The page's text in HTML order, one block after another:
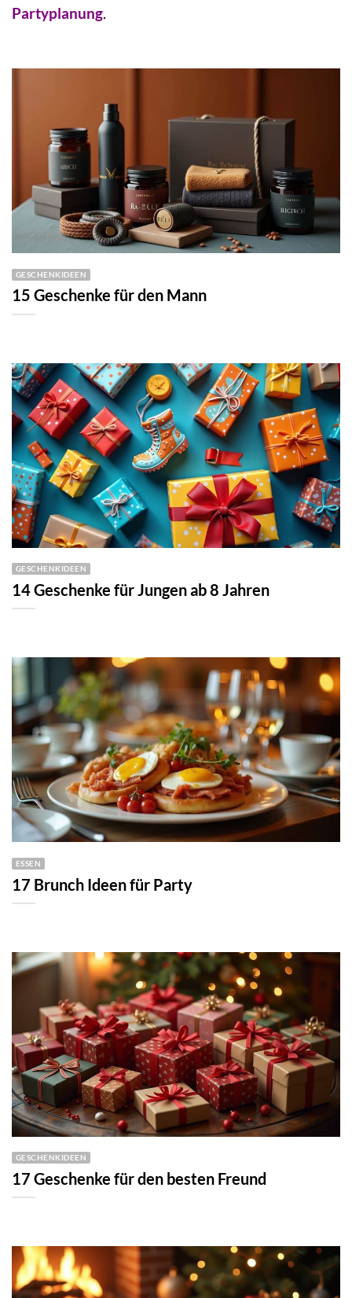
Partyplanung.
GESCHENKIDEEN
15 Geschenke für den Mann
GESCHENKIDEEN
14 Geschenke für Jungen ab 8 Jahren
ESSEN
17 Brunch Ideen für Party
GESCHENKIDEEN
17 Geschenke für den besten Freund